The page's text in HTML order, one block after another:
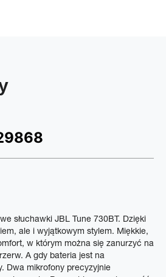
słuchawki JBL Tune 730BT. Dzięki
ale i wyjątkowym stylem. Miękkie,
w którym można się zanurzyć na
A gdy bateria jest na
Dwa mikrofony precyzyjnie